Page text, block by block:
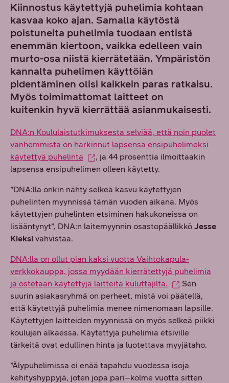
Kiinnostus käytettyjä puhelimia kohtaan
kasvaa koko ajan. Samalla käytöstä
poistuneita puhelimia tuodaan entistä
enemmän kiertoon, vaikka edelleen vain
murto-osa niistä kierrätetään. Ympäristön
kannalta puhelimen käyttöiän
pidentäminen olisi kaikkein paras ratkaisu.
Myös toimimattomat laitteet on
kuitenkin hyvä kierrättää asianmukaisesti.
DNA:n Koululaistutkimuksesta selviää, että noin puolet
vanhemmista on harkinnut lapsensa ensipuhelimeksi
käytettyä puhelinta
, ja 44 prosenttia ilmoittaakin
lapsensa ensipuhelimen olleen käytetty.
”DNA:lla onkin nähty selkeä kasvu käytettyjen
puhelinten myynnissä tämän vuoden aikana. Myös
käytettyjen puhelinten etsiminen hakukoneissa on
lisääntynyt”, DNA:n laitemyynnin osastopäällikkö Jesse
Kieksi vahvistaa.
DNA:lla on ollut pian kaksi vuotta Vaihtokapula-
verkkokauppa, jossa myydään kierrätettyjä puhelimia
ja ostetaan käytettyjä laitteita kuluttajilta.
Sen
suurin asiakasryhmä on perheet, mistä voi päätellä,
että käytettyjä puhelimia menee nimenomaan lapsille.
Käytettyjen laitteiden myynnissä on myös selkeä piikki
koulujen alkaessa. Käytettyjä puhelimia etsiville
tärkeitä ovat edullinen hinta ja luotettava myyjätaho.
”Älypuhelimissa ei enää tapahdu vuodessa isoja
kehityshyppyjä, joten jopa pari–kolme vuotta sitten